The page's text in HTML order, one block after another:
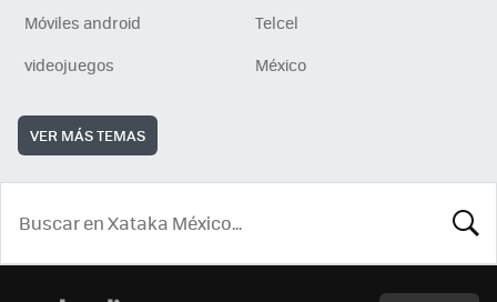
Móviles android
Telcel
videojuegos
México
VER MÁS TEMAS